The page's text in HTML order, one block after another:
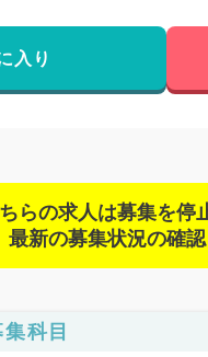
入り
らの求人は募集を停
最新の募集状況の確認
科目